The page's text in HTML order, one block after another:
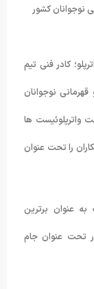
نوجوانان کشور
کادر فنی تیم
نوجوانان
واترپلوئیست ها
را تحت عنوان
به عنوان برترین
تحت عنوان جام